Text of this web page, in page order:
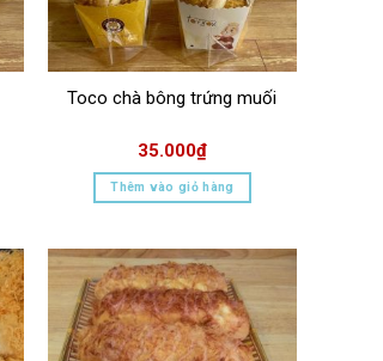
Toco chà bông trứng muối
35.000₫
Thêm vào giỏ hàng